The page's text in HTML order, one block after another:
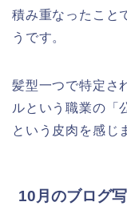
積み重なったこと
うです。
髪型一つで特定さ
ルという職業の「
という皮肉を感じ
10月のブログ